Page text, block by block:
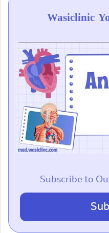
Wasiclinic
Subscribe to